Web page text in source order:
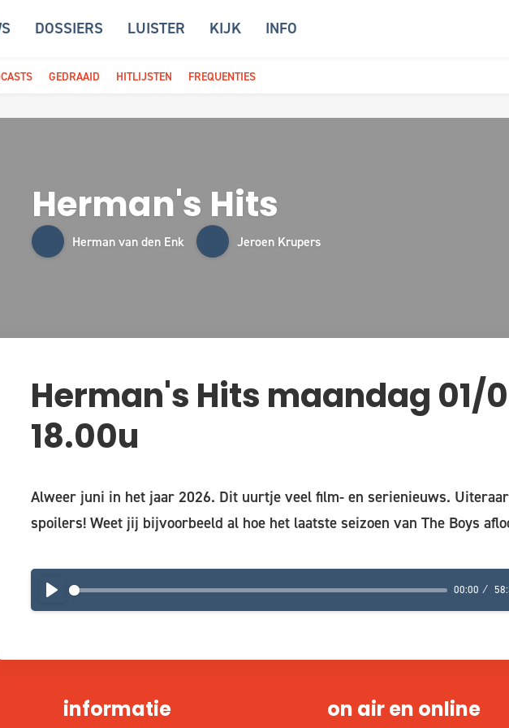
DOSSIERS LUISTER KIJK INFO
GEDRAAID HITLIJSTEN FREQUENTIES
Herman's Hits
Herman van den Enk Jeroen Krupers
Herman's Hits maandag 01/
18.00u
Alweer juni in het jaar 2026. Dit uurtje veel film- en serienieuws.
spoilers! Weet jij bijvoorbeeld al hoe het laatste seizoen van The Boys
PLAY 00:00
informatie on air en online